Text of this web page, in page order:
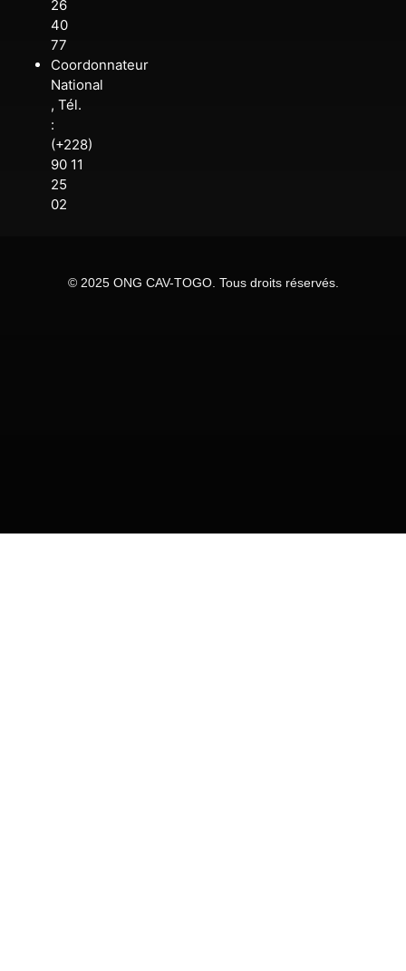
26
40
77
Coordonnateur
National
, Tél.
:
(+228)
90 11
25
02
© 2025 ONG CAV-TOGO. Tous droits réservés.